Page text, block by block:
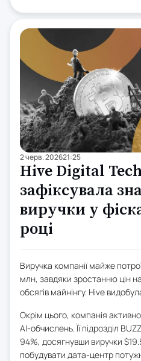
2 черв. 202621:25
Hive Digital
зафіксувала
виручки у
році
Виручка компанії майже
млн, завдяки зростанню цін
обсягів майнінгу. Hive
Окрім цього, компанія
AI-обчислень. Її підрозділ
94%, досягнувши виручки
побудувати дата-центр